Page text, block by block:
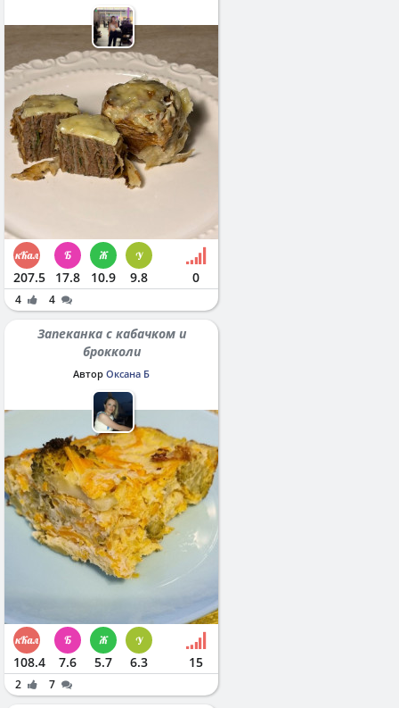
207.5 17.8 10.9 9.8 0
4 4
Запеканка с кабачком и
брокколи
Автор Оксана Б
108.4 7.6 5.7 6.3 15
2 7